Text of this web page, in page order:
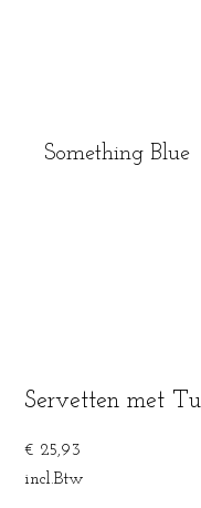
Something Blue
Servetten met
€ 25,93
incl.Btw